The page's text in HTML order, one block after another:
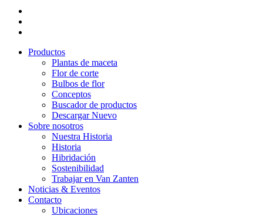
Productos
Plantas de maceta
Flor de corte
Bulbos de flor
Conceptos
Buscador de productos
Descargar Nuevo
Sobre nosotros
Nuestra Historia
Historia
Hibridación
Sostenibilidad
Trabajar en Van Zanten
Noticias & Eventos
Contacto
Ubicaciones